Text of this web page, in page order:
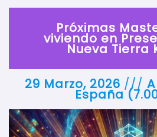
Próximas
viviendo en
Nueva Tierra
29 Marzo, 2026 ///
España